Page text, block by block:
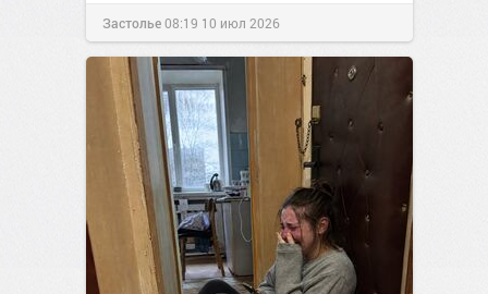
Застолье08:19 10 июл 2026